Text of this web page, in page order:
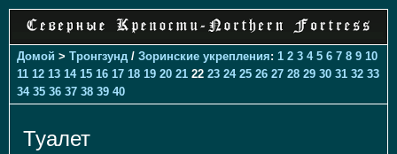
Домой > Тронгзунд / Зоринские укрепления: 1 2 3 4 5 6 7 8 9 10
11 12 13 14 15 16 17 18 19 20 21 22 23 24 25 26 27 28 29 30 31 32 33
34 35 36 37 38 39 40
Туалет